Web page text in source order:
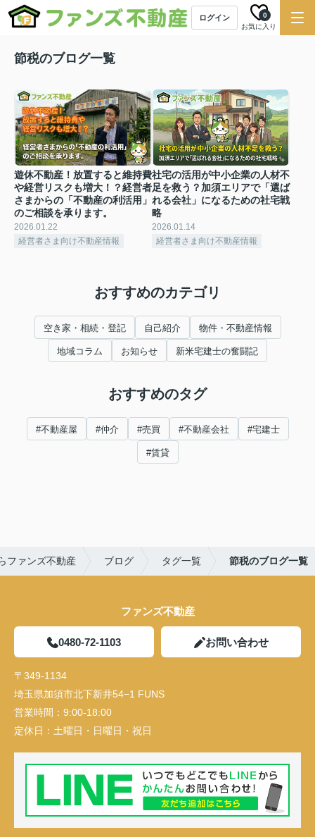
ログイン
お気に入り
0
節税のブログ一覧
遊休不動産！放置すると維持費
や経営リスクも増大！？経営者
さまからの「不動産の利活用」
のご相談を承ります。
2026.01.22
経営者さま向け不動産情報
社宅の活用が中小企業の人材不
足を救う？加須エリアで「選ば
れる会社」になるための社宅戦
略
2026.01.14
経営者さま向け不動産情報
おすすめのカテゴリ
空き家・相続・登記 自己紹介 物件・不動産情報
地域コラム お知らせ 新米宅建士の奮闘記
おすすめのタグ
#不動産屋 #仲介 #売買 #不動産会社 #宅建士
#賃貸
ファンズ不動産 ブログ タグ一覧 節税のブログ一覧
ファンズ不動産
0480-72-1103 お問い合わせ
〒349-1134
埼玉県加須市北下新井54−1 FUNS
営業時間： 9:00-18:00
定休日： 土曜日・日曜日・祝日